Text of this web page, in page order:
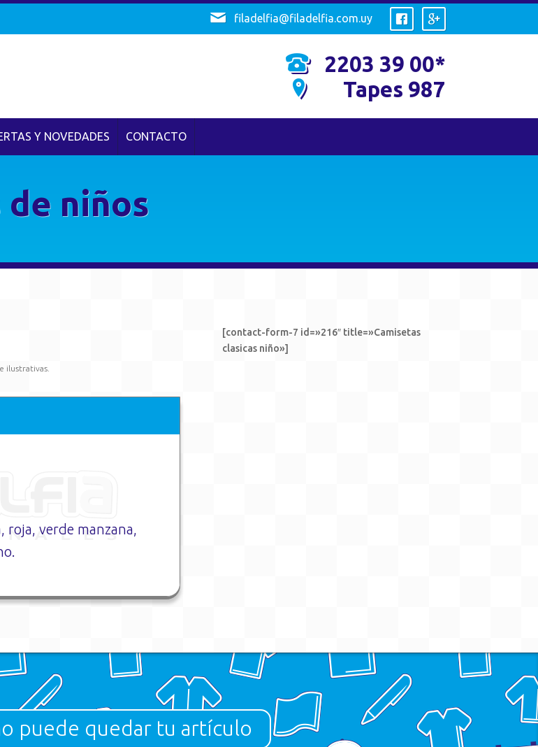
filadelfia@filadelfia.com.uy
2203 39 00*
Tapes 987
Y NOVEDADES CONTACTO
de niños
ilustrativas.
roja, verde manzana,
[contact-form-7 id=»216″ title=»Camisetas
clasicas niño»]
puede quedar tu artículo